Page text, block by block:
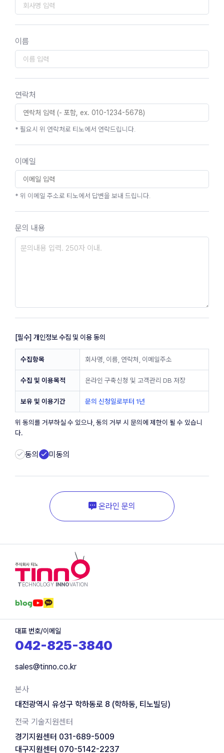
이름
연락처
* 필요시 위 연락처로 티노에서 연락드립니다.
이메일
* 위 이메일 주소로 티노에서 답변을 보내 드립니다.
문의 내용
[필수] 개인정보 수집 및 이용 동의
수집항목 회사명, 이름, 연락처, 이메일주소
수집 및 이용목적 온라인 구축신청 및 고객관리 DB 저장
보유 및 이용기간 문의 신청일로부터 1년
위 동의를 거부하실 수 있으나, 동의 거부 시 문의에 제한이 될 수 있습니
다.
동의 미동의
온라인 문의
TECHNOLOGY INNOVATION
대표 번호/이메일
042-825-3840
sales@tinno.co.kr
본사
대전광역시 유성구 학하동로 8 (학하동, 티노빌딩)
전국 기술지원센터
경기지원센터 031-689-5009
대구지원센터 070-5142-2237